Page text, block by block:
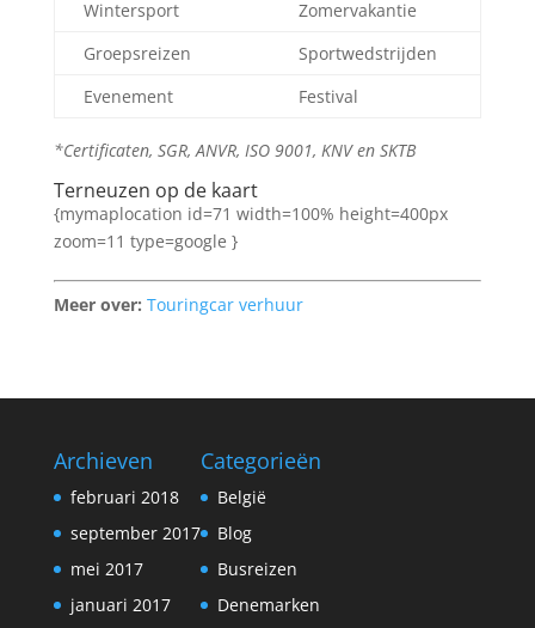
Wintersport
Zomervakantie
Groepsreizen
Sportwedstrijden
Evenement
Festival
*Certificaten, SGR, ANVR, ISO 9001, KNV en SKTB
Terneuzen op de kaart
{mymaplocation id=71 width=100% height=400px
zoom=11 type=google }
Meer over: Touringcar verhuur
Archieven
februari 2018
september 2017
mei 2017
januari 2017
Categorieën
België
Blog
Busreizen
Denemarken